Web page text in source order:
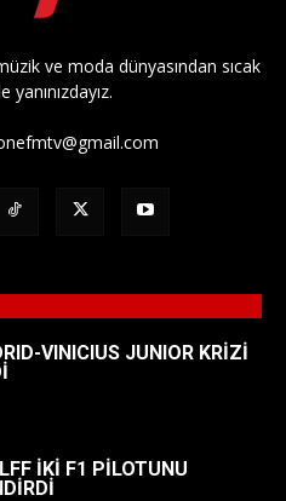
ve moda dünyasından sıcak
yanınızdayız.
VINICIUS JUNIOR KRİZİ
İKİ F1 PİLOTUNU